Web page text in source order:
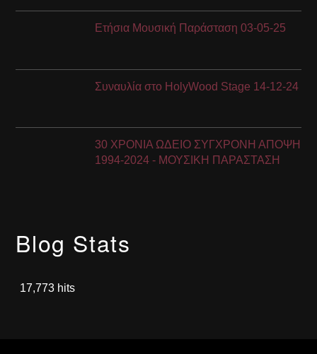
Ετήσια Μουσική Παράσταση 03-05-25
Συναυλία στο HolyWood Stage 14-12-24
30 ΧΡΟΝΙΑ ΩΔΕΙΟ ΣΥΓΧΡΟΝΗ ΑΠΟΨΗ
1994-2024 - ΜΟΥΣΙΚΗ ΠΑΡΑΣΤΑΣΗ
Blog Stats
17,773 hits